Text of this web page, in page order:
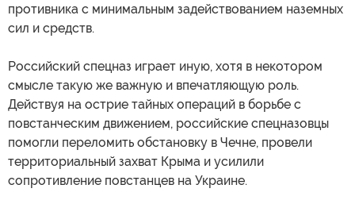
противника с минимальным задействованием наземных
сил и средств.
Российский спецназ играет иную, хотя в некотором
смысле такую же важную и впечатляющую роль.
Действуя на острие тайных операций в борьбе с
повстанческим движением, российские спецназовцы
помогли переломить обстановку в Чечне, провели
территориальный захват Крыма и усилили
сопротивление повстанцев на Украине.